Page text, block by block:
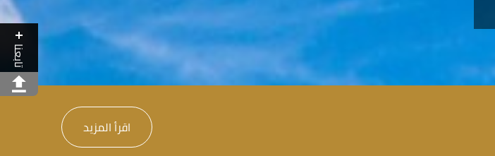
تابعنا
اقرأ المزيد